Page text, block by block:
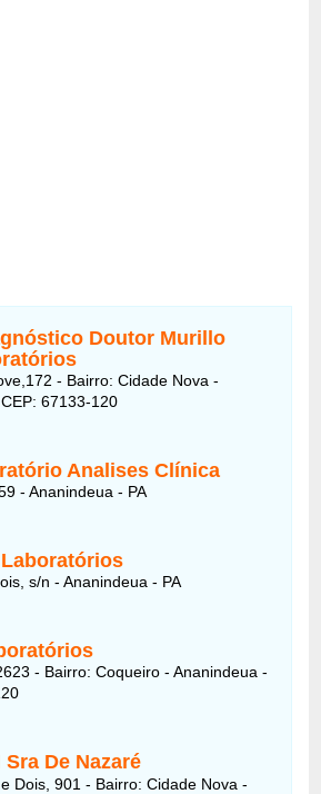
Doutor Murillo
- Bairro:Cidade Nova -
CEP:67133-120
Analises Clínica
- Ananindeua - PA
s/n - Ananindeua - PA
- Bairro:Coqueiro - Ananindeua -
De Nazaré
Dois, 901 - Bairro: Cidade Nova -